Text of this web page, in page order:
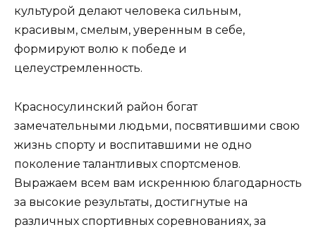
культурой делают человека сильным,
красивым, смелым, уверенным в себе,
формируют волю к победе и
целеустремленность.
Красносулинский район богат
замечательными людьми, посвятившими свою
жизнь спорту и воспитавшими не одно
поколение талантливых спортсменов.
Выражаем всем вам искреннюю благодарность
за высокие результаты, достигнутые на
различных спортивных соревнованиях, за